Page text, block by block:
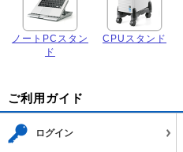
ノートPCスタン
ド
CPUスタンド
ご利用ガイド
ログイン